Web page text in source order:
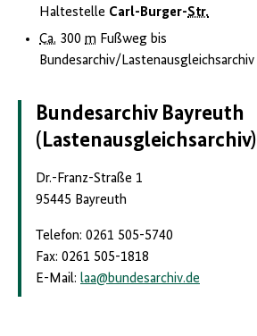
Haltestelle Carl-Burger-Str.
Ca. 300 m Fußweg bis
Bundesarchiv/Lastenausgleichsarchiv
Bundesarchiv Bayreuth
(Lastenausgleichsarchiv)
Dr.-Franz-Straße 1
95445 Bayreuth
Telefon: 0261 505-5740
Fax: 0261 505-1818
E-Mail: laa@bundesarchiv.de